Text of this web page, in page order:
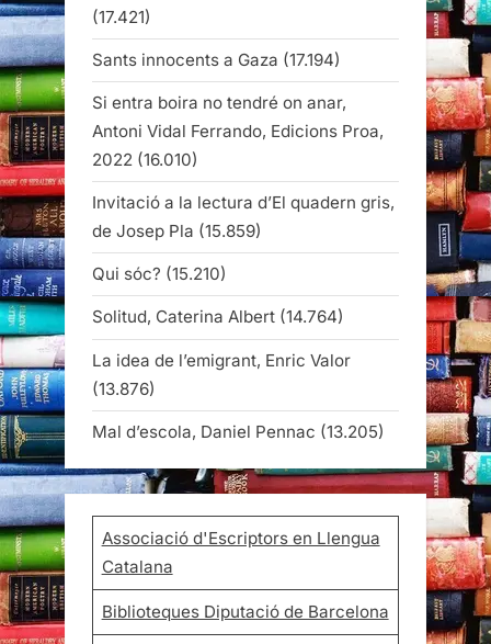
(17.421)
Sants innocents a Gaza (17.194)
Si entra boira no tendré on anar,
Antoni Vidal Ferrando, Edicions Proa,
2022 (16.010)
Invitació a la lectura d’El quadern gris,
de Josep Pla (15.859)
Qui sóc? (15.210)
Solitud, Caterina Albert (14.764)
La idea de l’emigrant, Enric Valor
(13.876)
Mal d’escola, Daniel Pennac (13.205)
Associació d'Escriptors en Llengua
Catalana
Biblioteques Diputació de Barcelona